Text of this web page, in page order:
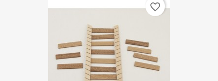
favorite_border